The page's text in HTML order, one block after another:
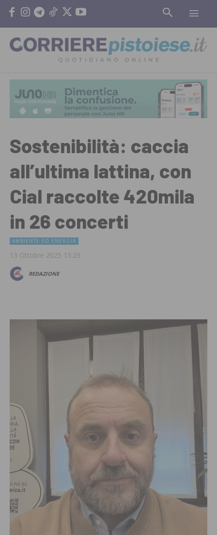
Sostenibilità: caccia
all’ultima lattina, con
Cial raccolte 420mila
in 26 concerti
AMBIENTE ED ENERGIA
13 Ottobre 2025 15:29
REDAZIONE